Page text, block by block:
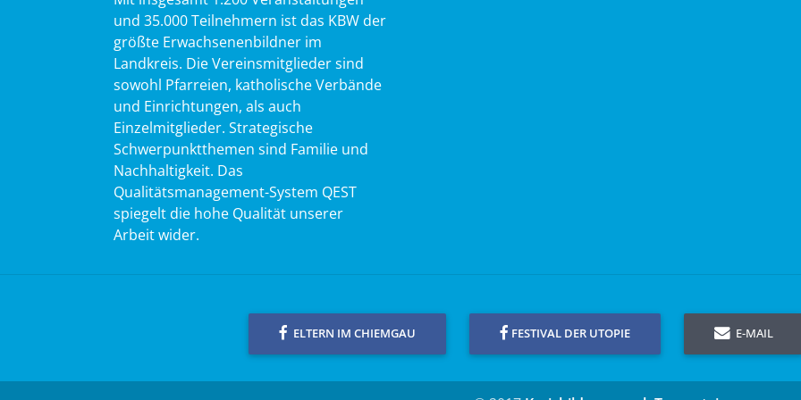
und 35.000 Teilnehmern ist das KBW der
größte Erwachsenenbildner im
Landkreis. Die Vereinsmitglieder sind
sowohl Pfarreien, katholische Verbände
und Einrichtungen, als auch
Einzelmitglieder. Strategische
Schwerpunktthemen sind Familie und
Nachhaltigkeit. Das
Qualitätsmanagement-System QEST
spiegelt die hohe Qualität unserer
Arbeit wider.
ELTERN IM CHIEMGAU FESTIVAL DER UTOPIE E-MAIL